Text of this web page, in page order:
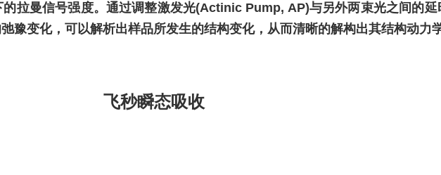
拉曼信号强度。通过调整激发光(Actinic Pump, AP)与另外两束光之间的延
豫变化，可以解析出样品所发生的结构变化，从而清晰的解构出其结构动力学
飞秒瞬态吸收